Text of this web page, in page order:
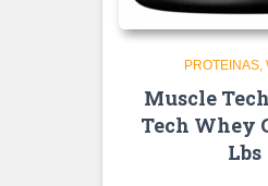
PROTEINAS
Muscle
Tech Whey
Lbs